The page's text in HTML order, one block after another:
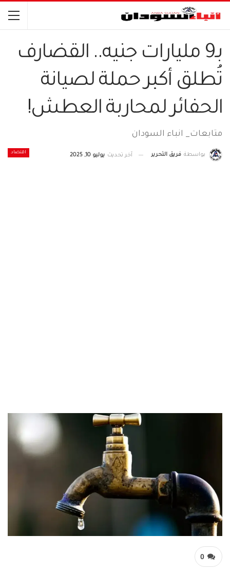
بـ9 مليارات جنيه.. القضارف
تُطلق أكبر حملة لصيانة
الحفائر لمحاربة العطش!
متابعات_ انباء السودان
اقتصاد بواسطة فريق التحرير آخر تحديث يوليو 10, 2025
0